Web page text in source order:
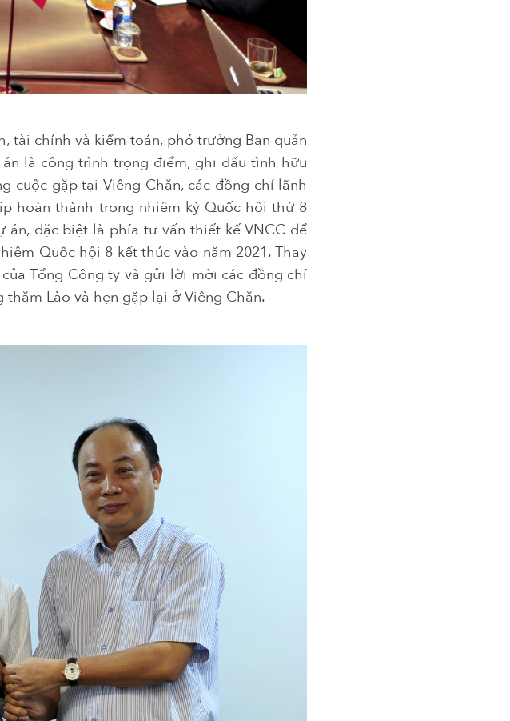
tài chính và kiểm toán, phó trưởng Ban quản
là công trình trọng điểm, ghi dấu tình hữu
cuộc gặp tại Viêng Chăn, các đồng chí lãnh
hoàn thành trong nhiệm kỳ Quốc hội thứ 8
án, đặc biệt là phía tư vấn thiết kế VNCC để
Quốc hội 8 kết thúc vào năm 2021. Thay
Tổng Công ty và gửi lời mời các đồng chí
Lào và hẹn gặp lại ở Viêng Chăn.